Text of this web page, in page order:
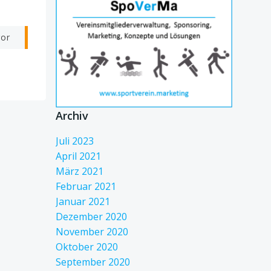
Archiv
Juli 2023
April 2021
März 2021
Februar 2021
Januar 2021
Dezember 2020
November 2020
Oktober 2020
September 2020